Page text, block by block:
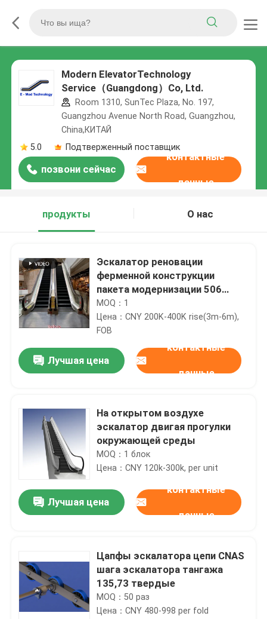
Modern ElevatorTechnology
Service（Guangdong）Co, Ltd.
Room 1310, SunTec Plaza, No. 197,
Guangzhou Avenue North Road, Guangzhou,
China,КИТАЙ
5.0
Подтверженный поставщик
позвони сейчас
контактные
данные
продукты О нас
Эскалатор реновации
ферменной конструкции
пакета модернизации 506
эскалаторов оставаясь
крытый
MOQ：1
Цена：CNY 200K-400K rise(3m-6m),
FOB
Лучшая цена
контактные
данные
На открытом воздухе
эскалатор двигая прогулки
окружающей среды
MOQ：1 блок
Цена：CNY 120k-300k, per unit
Лучшая цена
контактные
данные
Цапфы эскалатора цепи CNAS
шага эскалатора тангажа
135,73 твердые
MOQ：50 раз
Цена：CNY 480-998 per fold